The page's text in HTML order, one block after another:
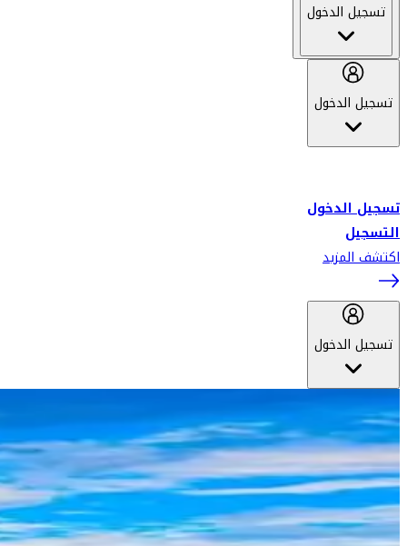
تسجيل الدخول
تسجيل الدخول
تسجيل الدخول
التسجيل
اكتشف المزيد
تسجيل الدخول